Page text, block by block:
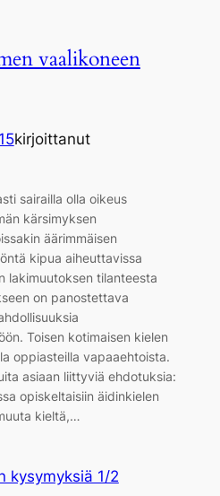
vaalikoneen
kirjoittanut
sairailla olla oikeus
kärsimyksen
äärimmäisen
kipua aiheuttavissa
lakimuutoksen tilanteesta
on panostettava
Toisen kotimaisen kielen
oppiasteilla vapaaehtoista.
asiaan liittyviä ehdotuksia:
opiskeltaisiin äidinkielen
kieltä,…